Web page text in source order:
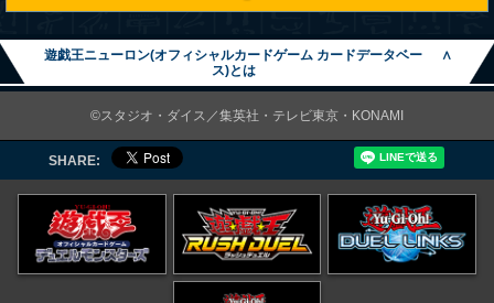
遊戯王ニューロン(オフィシャルカードゲーム カードデータベー
ス)とは
∧
©スタジオ・ダイス／集英社・テレビ東京・KONAMI
SHARE: